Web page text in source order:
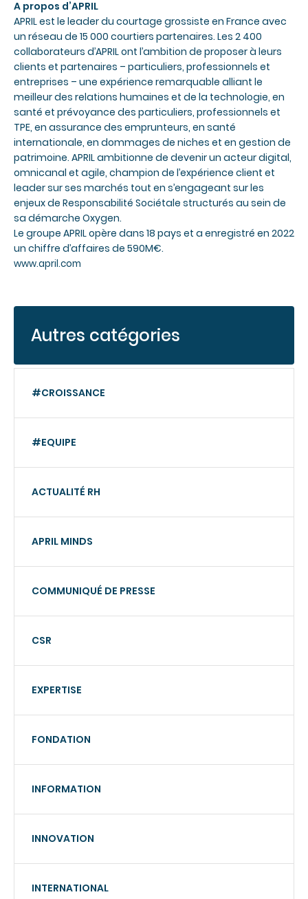
A propos d’APRIL
APRIL est le leader du courtage grossiste en France avec
un réseau de 15 000 courtiers partenaires. Les 2 400
collaborateurs d’APRIL ont l’ambition de proposer à leurs
clients et partenaires – particuliers, professionnels et
entreprises – une expérience remarquable alliant le
meilleur des relations humaines et de la technologie, en
santé et prévoyance des particuliers, professionnels et
TPE, en assurance des emprunteurs, en santé
internationale, en dommages de niches et en gestion de
patrimoine. APRIL ambitionne de devenir un acteur digital,
omnicanal et agile, champion de l’expérience client et
leader sur ses marchés tout en s’engageant sur les
enjeux de Responsabilité Sociétale structurés au sein de
sa démarche Oxygen.
Le groupe APRIL opère dans 18 pays et a enregistré en 2022
un chiffre d’affaires de 590M€.
www.april.com
Autres catégories
#CROISSANCE
#EQUIPE
ACTUALITÉ RH
APRIL MINDS
COMMUNIQUÉ DE PRESSE
CSR
EXPERTISE
FONDATION
INFORMATION
INNOVATION
INTERNATIONAL